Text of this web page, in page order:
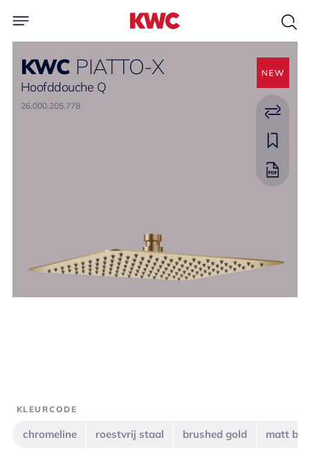
KWC PIATTO-X
Hoofddouche Q
26.000.205.778
KLEURCODE
chromeline roestvrij staal brushed gold matt